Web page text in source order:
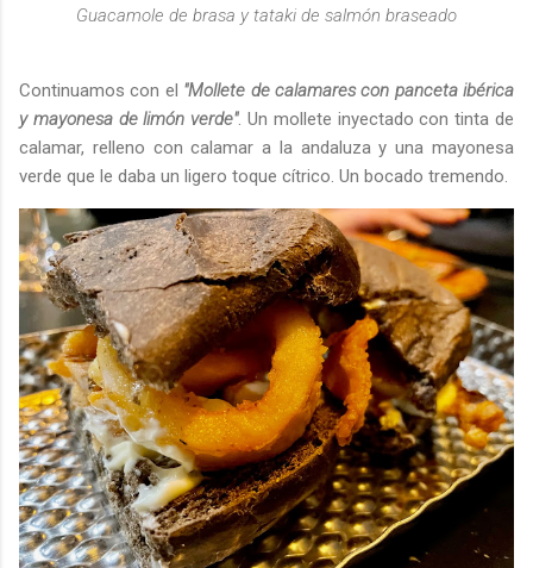
Guacamole de brasa y tataki de salmón braseado
Continuamos con el "Mollete de calamares con panceta ibérica
y mayonesa de limón verde". Un mollete inyectado con tinta de
calamar, relleno con calamar a la andaluza y una mayonesa
verde que le daba un ligero toque cítrico. Un bocado tremendo.